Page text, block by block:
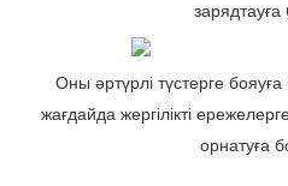
Оны әртүрлі түстерге
жағдайда жергілікті
орнатуға